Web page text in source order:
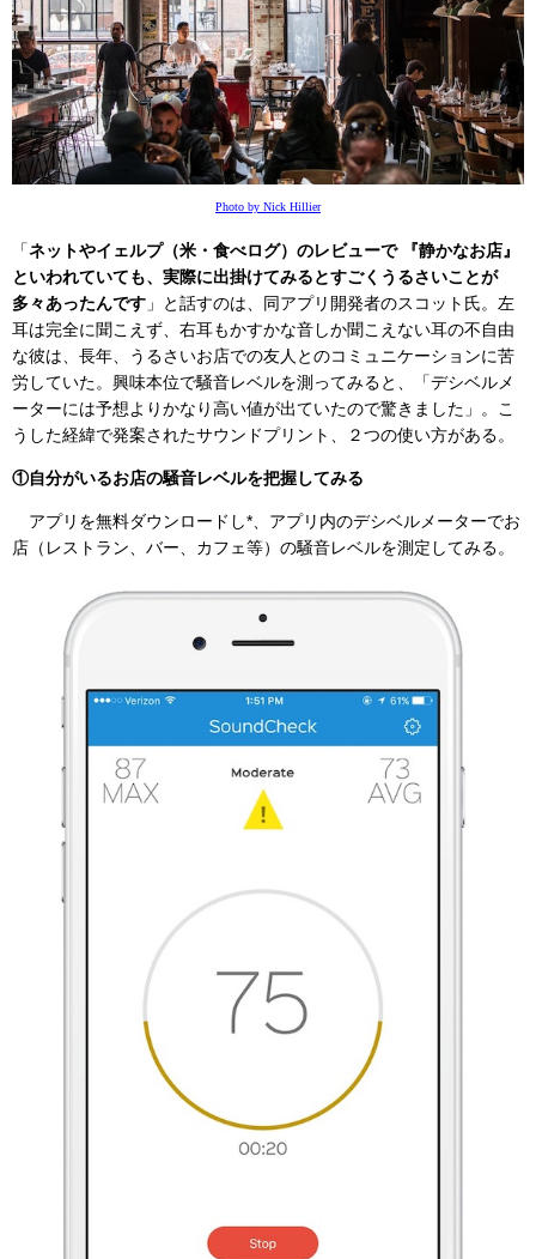
Photo by Nick Hillier
「ネットやイェルプ（米・食べログ）のレビューで 『静かなお店』
といわれていても、実際に出掛けてみるとすごくうるさいことが
多々あったんです 」と話すのは、同アプリ開発者のスコット氏。左
耳は完全に聞こえず、右耳もかすかな音しか聞こえない耳の不自由
な彼は、長年、うるさいお店での友人とのコミュニケーションに苦
労していた。興味本位で騒音レベルを測ってみると、「デシベルメ
ーターには予想よりかなり高い値が出ていたので驚きました」。こ
うした経緯で発案されたサウンドプリント、２つの使い方がある。
①自分がいるお店の騒音レベルを把握してみる
アプリを無料ダウンロードし*、アプリ内のデシベルメーターでお
店（レストラン、バー、カフェ等）の騒音レベルを測定してみる。